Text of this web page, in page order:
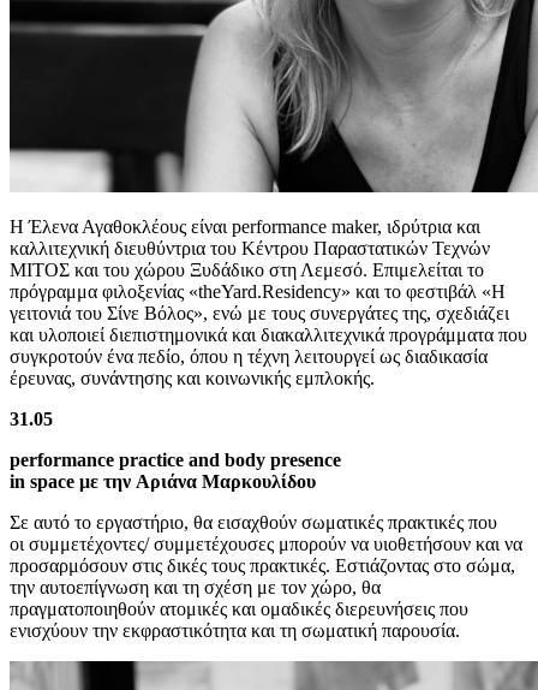
Η Έλενα Αγαθοκλέους είναι performance maker, ιδρύτρια και
καλλιτεχνική διευθύντρια του Κέντρου Παραστατικών Τεχνών
ΜΙΤΟΣ και του χώρου Ξυδάδικο στη Λεμεσό. Επιμελείται το
πρόγραμμα φιλοξενίας «theYard.Residency» και το φεστιβάλ «Η
γειτονιά του Σίνε Βόλος», ενώ με τους συνεργάτες της, σχεδιάζει
και υλοποιεί διεπιστημονικά και διακαλλιτεχνικά προγράμματα που
συγκροτoύν ένα πεδίο, όπου η τέχνη λειτουργεί ως διαδικασία
έρευνας, συνάντησης και κοινωνικής εμπλοκής.
31.05
performance practice and body presence
in space με την Αριάνα Μαρκουλίδου
Σε αυτό το εργαστήριο, θα εισαχθούν σωματικές πρακτικές που
οι συμμετέχοντες/ συμμετέχουσες μπορούν να υιοθετήσουν και να
προσαρμόσουν στις δικές τους πρακτικές. Εστιάζοντας στο σώμα,
την αυτοεπίγνωση και τη σχέση με τον χώρο, θα
πραγματοποιηθούν ατομικές και ομαδικές διερευνήσεις που
ενισχύουν την εκφραστικότητα και τη σωματική παρουσία.